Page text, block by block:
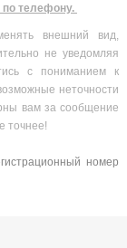
по телефону.
внешний вид,
не уведомляя
с пониманием к
неточности
вам за сообщение
точнее!
номер